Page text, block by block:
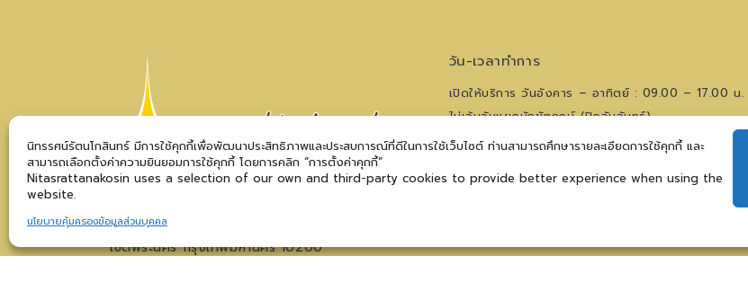
นิทรรศน์รัตนโกสินทร์ มีการใช้คุกกี้เพื่อพัฒนาประสิทธิภาพและประสบการณ์ที่ดีในการใช้เว็บไซต์ ท่านสามารถศึกษารายละเอียดการใช้คุกกี้ และ
สามารถเลือกตั้งค่าความยินยอมการใช้คุกกี้ โดยการคลิก “การตั้งค่าคุกกี้”
Nitasrattanakosin uses a selection of our own and third-party cookies to provide better experience when using the
website.
นโยบายคุ้มครองข้อมูลส่วนบุคคล100 ถนนราชดำเนินกลาง แขวงบวรนิเวศ
เขตพระนคร กรุงเทพมหานคร 10200
วัน-เวลาทำการ
เปิดให้บริการ วันอังคาร – อาทิตย์ : 09.00 – 17.00 น.
ไม่เว้นวันหยุดนักขัตฤกษ์ (ปิดวันจันทร์)
โทรศัพท์0 2621 0044
สอบถามเวทีการแสดงฯ09 5476 5868